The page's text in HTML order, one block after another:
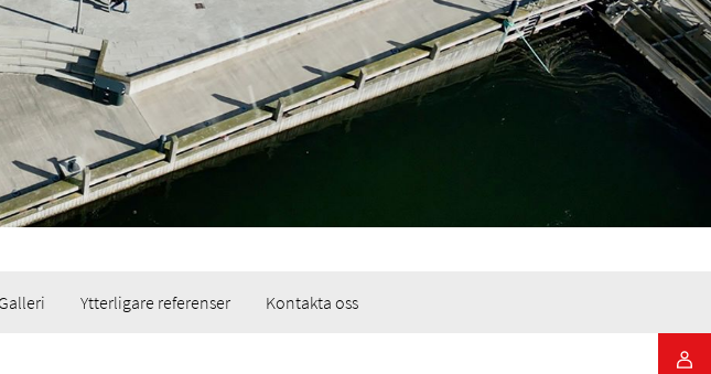
Galleri Ytterligare referenser Kontakta oss